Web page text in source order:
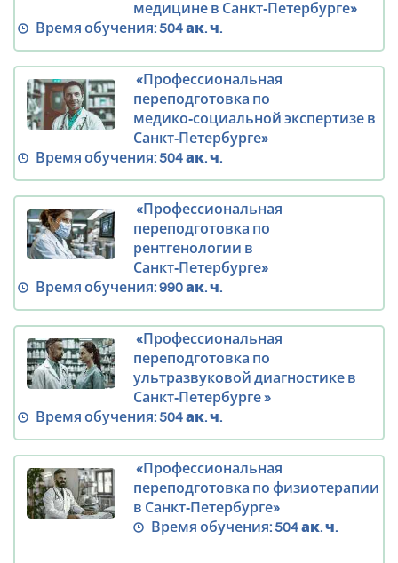
медицине в Санкт‑Петербурге»
Время обучения:504 ак. ч.
«Профессиональная
переподготовка по
медико‑социальной экспертизе в
Санкт‑Петербурге»
Время обучения:504 ак. ч.
«Профессиональная
переподготовка по
рентгенологии в
Санкт‑Петербурге»
Время обучения:990 ак. ч.
«Профессиональная
переподготовка по
ультразвуковой диагностике в
Санкт‑Петербурге »
Время обучения:504 ак. ч.
«Профессиональная
переподготовка по физиотерапии
в Санкт‑Петербурге»
Время обучения:504 ак. ч.